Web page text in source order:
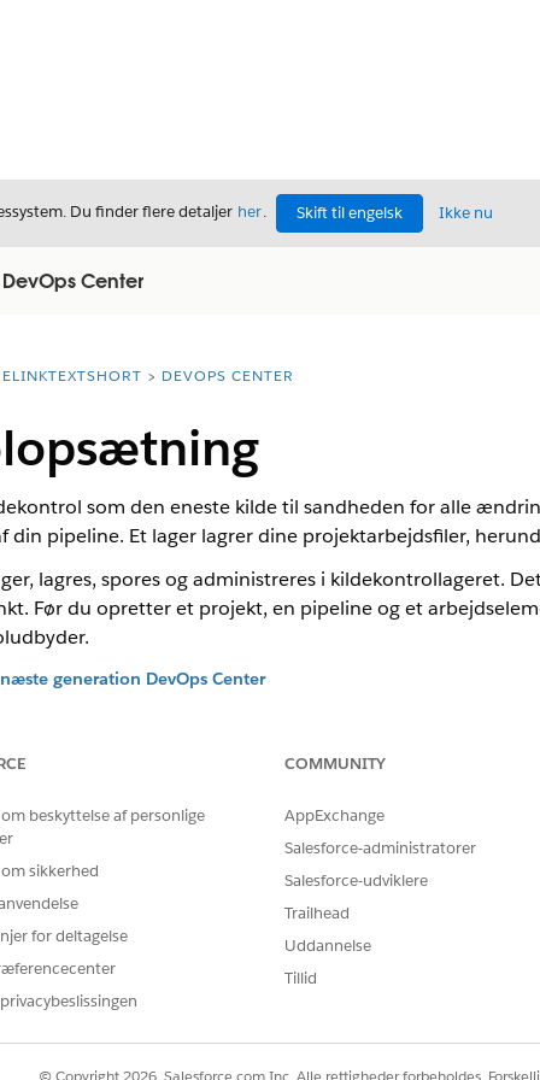
Du finder flere detaljer her. Skift til engelsk Ikke nu
Center
DEVOPS CENTER
som den eneste kilde til sandheden for alle
pipeline. Et lager lagrer dine projektarbejdsfiler,
lagres, spores og administreres i kildekontrollageret.
Før du opretter et projekt, en pipeline og et
generation DevOps Center
til at lagre projektfiler og administrere teamadgang. Hver
lager til den næste generation DevOps Center. Ved tilslutning
Den bekræfter og fletter derefter ændringer til
beskyttelse af personlige
sikkerhed
for deltagelse
COMMUNITY
AppExchange
Salesforce-administratorer
Salesforce-udviklere
Trailhead
Uddannelse
Tillid
© Copyright 2026, Salesforce.com Inc. Alle rettigheder forbeholdes.